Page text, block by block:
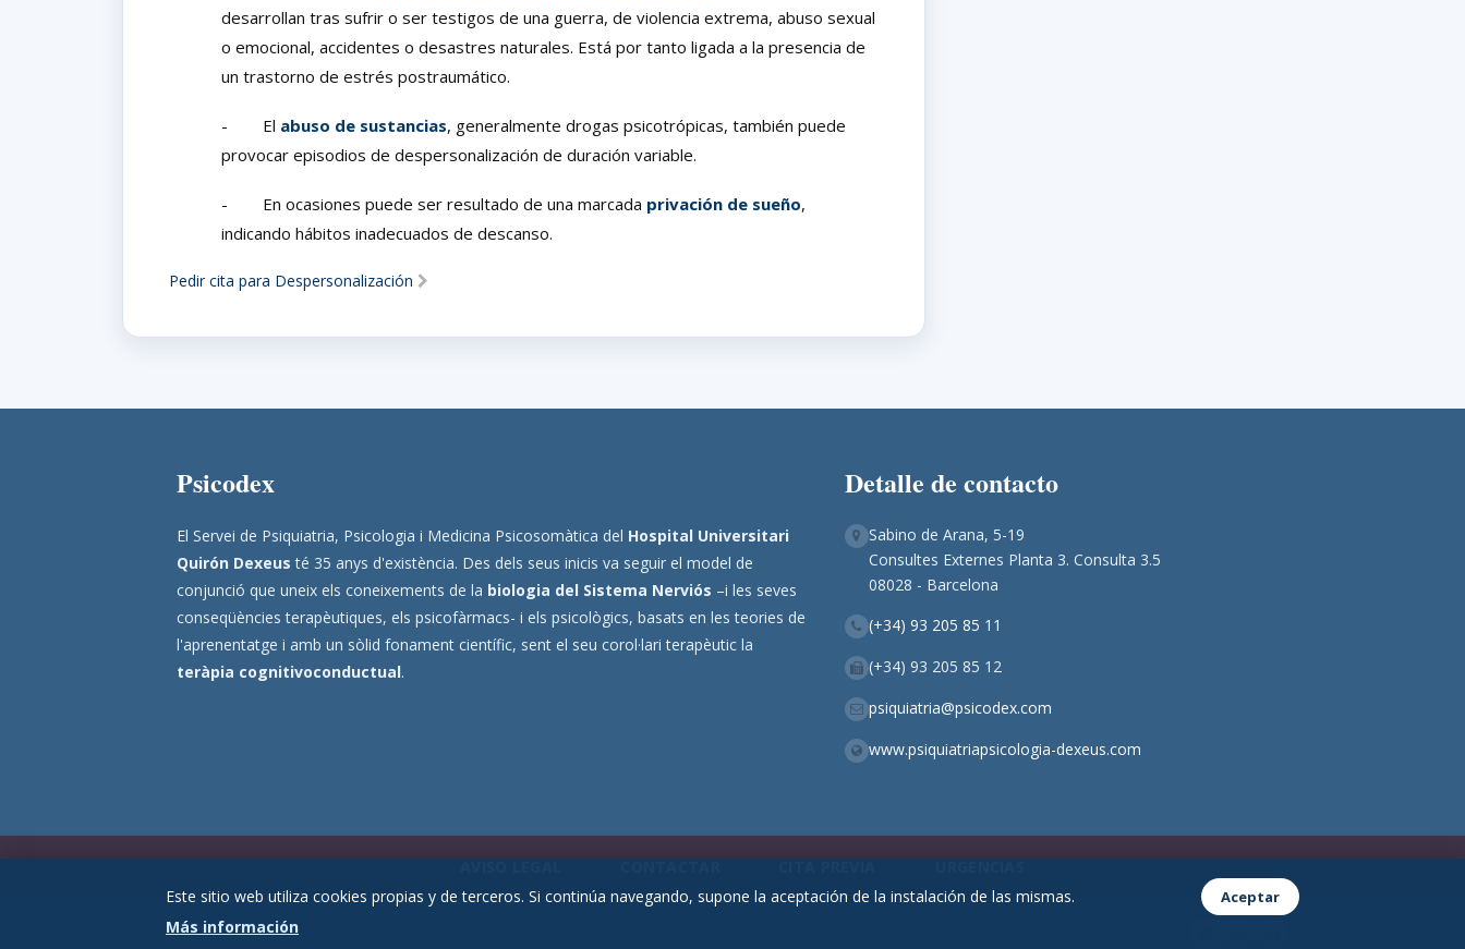
desarrollan tras sufrir o ser testigos de una guerra, de violencia extrema, abuso sexual
o emocional, accidentes o desastres naturales. Está por tanto ligada a la presencia de
un trastorno de estrés postraumático.
- El abuso de sustancias, generalmente drogas psicotrópicas, también puede
provocar episodios de despersonalización de duración variable.
- En ocasiones puede ser resultado de una marcada privación de sueño,
indicando hábitos inadecuados de descanso.
Pedir cita para Despersonalización
Psicodex
El Servei de Psiquiatria, Psicologia i Medicina Psicosomàtica del Hospital Universitari
Quirón Dexeus té 35 anys d'existència. Des dels seus inicis va seguir el model de
conjunció que uneix els coneixements de la biologia del Sistema Nerviós –i les seves
conseqüències terapèutiques, els psicofàrmacs- i els psicològics, basats en les teories de
l'aprenentatge i amb un sòlid fonament científic, sent el seu corol·lari terapèutic la
teràpia cognitivoconductual.
Detalle de contacto
Sabino de Arana, 5-19
Consultes Externes Planta 3. Consulta 3.5
08028 - Barcelona
(+34) 93 205 85 11
(+34) 93 205 85 12
psiquiatria@psicodex.com
www.psiquiatriapsicologia-dexeus.com
© 2026 Psicodex
Este sitio web utiliza cookies propias y de terceros. Si continúa navegando, supone la aceptación de la instalación de las mismas. Aceptar
Más información